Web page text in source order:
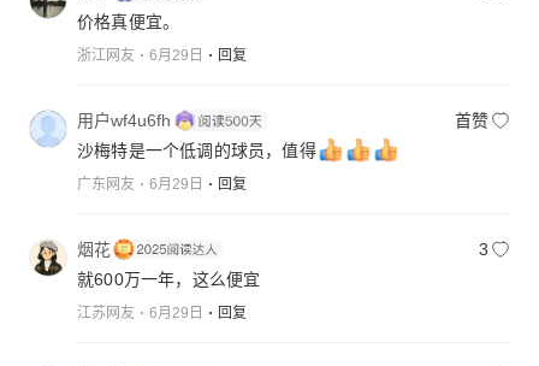
价格真便宜。
浙江网友 6月29日 回复
用户wf4u6fh
首赞
沙梅特是一个低调的球员，值得
广东网友 6月29日 回复
烟花
3
就600万一年，这么便宜
江苏网友 6月29日 回复